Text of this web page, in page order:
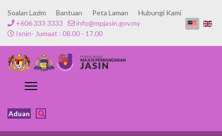
Soalan Lazim Bantuan Peta Laman
Hubungi Kami
+606 333 3333
info@mpjasin.gov.my
Isnin- Jumaat : 08.00 - 17.00
Aduan